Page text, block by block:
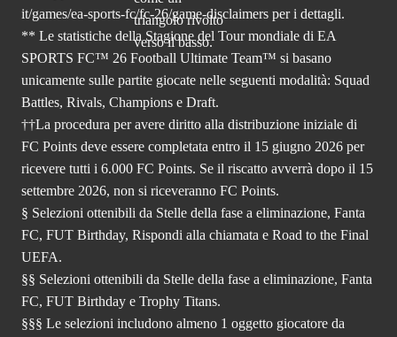
it/games/ea-sports-fc/fc-26/game-disclaimers per i dettagli.
** Le statistiche della Stagione del Tour mondiale di EA
SPORTS FC™ 26 Football Ultimate Team™ si basano
unicamente sulle partite giocate nelle seguenti modalità: Squad
Battles, Rivals, Champions e Draft.
††La procedura per avere diritto alla distribuzione iniziale di
FC Points deve essere completata entro il 15 giugno 2026 per
ricevere tutti i 6.000 FC Points. Se il riscatto avverrà dopo il 15
settembre 2026, non si riceveranno FC Points.
§ Selezioni ottenibili da Stelle della fase a eliminazione, Fanta
FC, FUT Birthday, Rispondi alla chiamata e Road to the Final
UEFA.
§§ Selezioni ottenibili da Stelle della fase a eliminazione, Fanta
FC, FUT Birthday e Trophy Titans.
§§§ Le selezioni includono almeno 1 oggetto giocatore da